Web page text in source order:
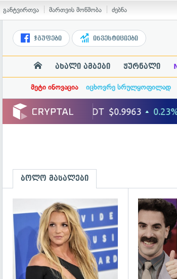
განტვირთვა მართვის მოწმობა ძებნა
ჯგუფები ინვესტიციები
ახალი ამბები ჟურნალი
მეტი ინოვაცია იცხოვრე სრულყოფილად
ბოლო მასალები
გადახედვა